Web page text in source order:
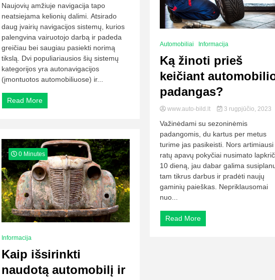
Naujovių amžiuje navigacija tapo
neatsiejama kelionių dalimi. Atsirado
daug įvairių navigacijos sistemų, kurios
palengvina vairuotojo darbą ir padeda
greičiau bei saugiau pasiekti norimą
tikslą. Dvi populiariausios šių sistemų
kategorijos yra autonavigacijos
(įmontuotos automobiliuose) ir...
Read More
0 Minutes
Informacija
Kaip išsirinkti
naudotą automobilį ir
Automobiliai Informacija
Ką žinoti prieš
keičiant
padangas?
www.auto-bild.lt 3 rugpjūčio, 2023
Važinėdami su sezoninėmis
padangomis, du kartus per metus
turime jas pasikeisti. Nors artimiausi
ratų apavų pokyčiai nusimato
10 dieną, jau dabar galima
tam tikrus darbus ir pradėti naujų
gaminių paieškas. Nepriklausomai
nuo...
Read More